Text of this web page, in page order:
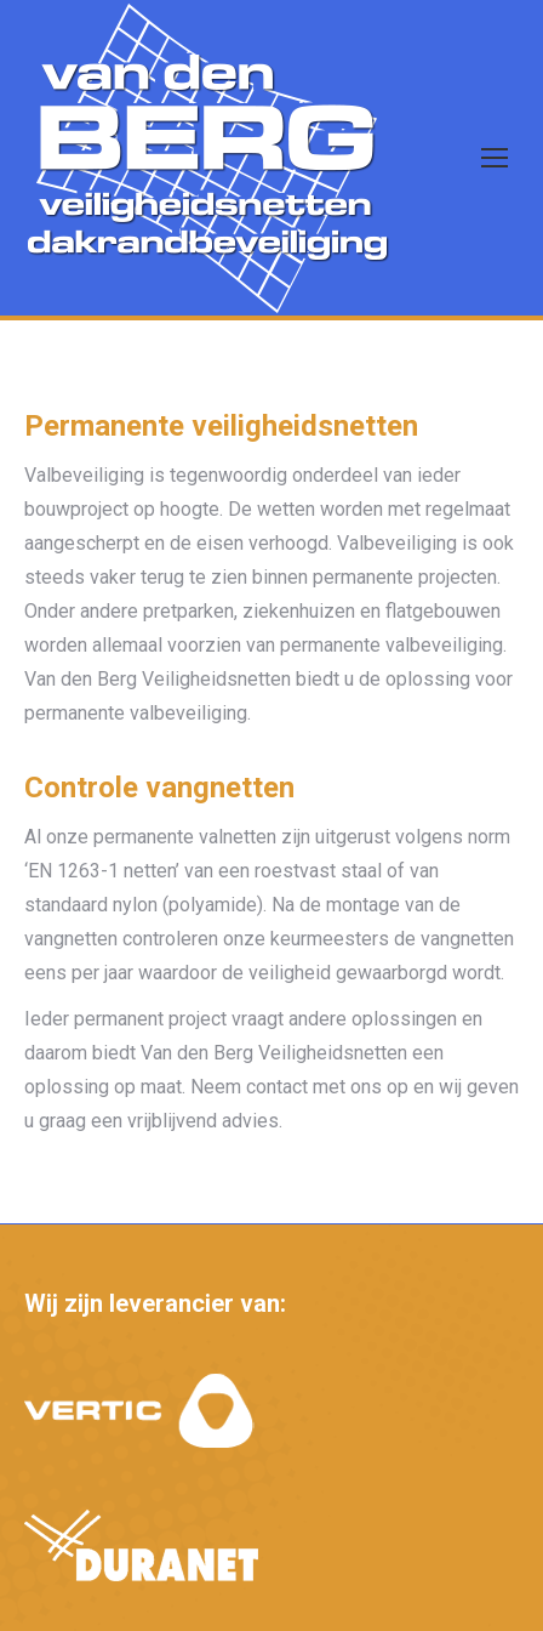
Permanente veiligheidsnetten
Valbeveiliging is tegenwoordig onderdeel van ieder
bouwproject op hoogte. De wetten worden met regelmaat
aangescherpt en de eisen verhoogd. Valbeveiliging is ook
steeds vaker terug te zien binnen permanente projecten.
Onder andere pretparken, ziekenhuizen en flatgebouwen
worden allemaal voorzien van permanente valbeveiliging.
Van den Berg Veiligheidsnetten biedt u de oplossing voor
permanente valbeveiliging.
Controle vangnetten
Al onze permanente valnetten zijn uitgerust volgens norm
‘EN 1263-1 netten’ van een roestvast staal of van
standaard nylon (polyamide). Na de montage van de
vangnetten controleren onze keurmeesters de vangnetten
eens per jaar waardoor de veiligheid gewaarborgd wordt.
Ieder permanent project vraagt andere oplossingen en
daarom biedt Van den Berg Veiligheidsnetten een
oplossing op maat. Neem contact met ons op en wij geven
u graag een vrijblijvend advies.
Wij zijn leverancier van: